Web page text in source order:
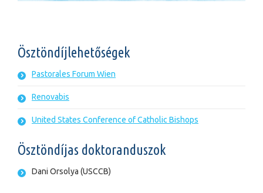
Ösztöndíjlehetőségek
Pastorales Forum Wien
Renovabis
United States Conference of Catholic Bishops
Ösztöndíjas doktoranduszok
Dani Orsolya (USCCB)